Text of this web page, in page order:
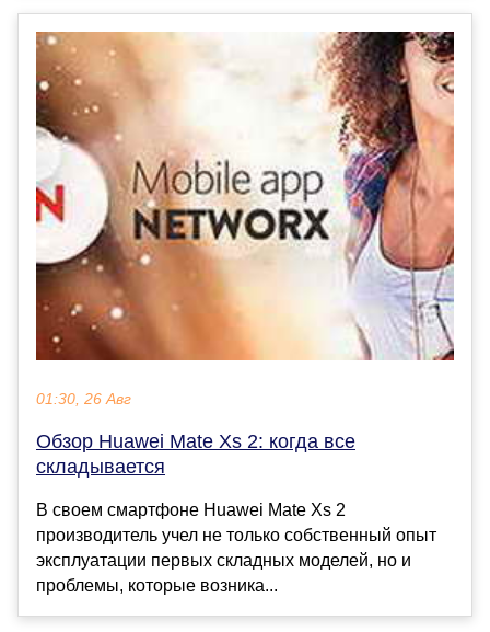
01:30, 26 Авг
Обзор Huawei Mate Xs 2: когда все
складывается
В своем смартфоне Huawei Mate Xs 2
производитель учел не только собственный опыт
эксплуатации первых складных моделей, но и
проблемы, которые возника...